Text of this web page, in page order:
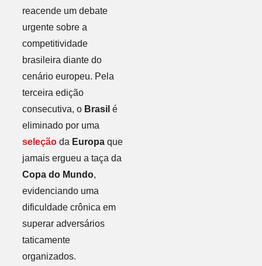
reacende um debate
urgente sobre a
competitividade
brasileira diante do
cenário europeu. Pela
terceira edição
consecutiva, o Brasil é
eliminado por uma
seleçãoda Europaque
jamais ergueu a taça da
Copa do Mundo,
evidenciando uma
dificuldade crônica em
superar adversários
taticamente
organizados.